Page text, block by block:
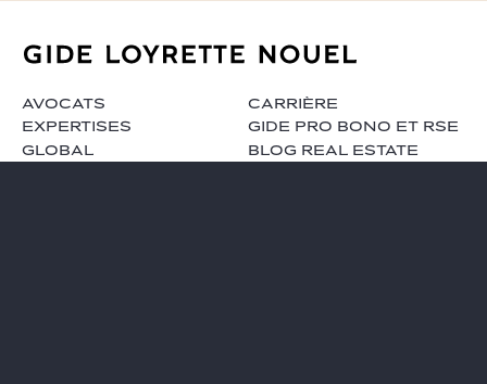
AVOCATS
EXPERTISES
GLOBAL
CARRIÈRE
GIDE PRO BONO ET RSE
BLOG REAL ESTATE